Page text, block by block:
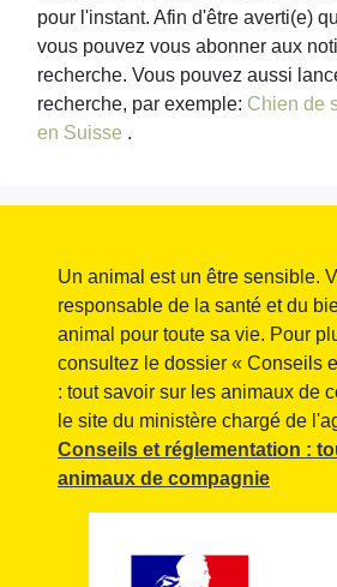
pour l'instant. Afin d'être averti(e)
vous pouvez vous abonner aux
recherche. Vous pouvez aussi
recherche, par exemple: Chien de
en Suisse .
Un animal est un être sensible.
responsable de la santé et du
animal pour toute sa vie. Pour
consultez le dossier « Conseils
: tout savoir sur les animaux de
le site du ministère chargé de
Conseils et réglementation :
animaux de compagnie